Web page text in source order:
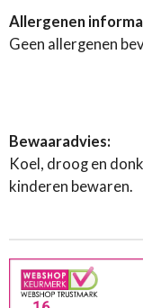
Allergenen
Geen allergenen
Bewaaradvies:
Koel, droog en
kinderen bewaren.